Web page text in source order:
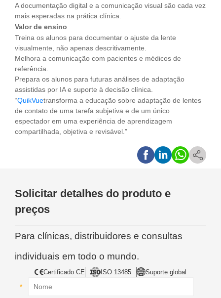
A documentação digital e a comunicação visual são cada vez
mais esperadas na prática clínica.
Valor de ensino
Treina os alunos para documentar o ajuste da lente
visualmente, não apenas descritivamente.
Melhora a comunicação com pacientes e médicos de
referência.
Prepara os alunos para futuras análises de adaptação
assistidas por IA e suporte à decisão clínica.
“QuikVuetransforma a educação sobre adaptação de lentes
de contato de uma tarefa subjetiva e de um único
espectador em uma experiência de aprendizagem
compartilhada, objetiva e revisável.”
Solicitar detalhes do produto e
preços
Para clínicas, distribuidores e consultas
individuais em todo o mundo.
Certificado CE ISO 13485 Suporte global